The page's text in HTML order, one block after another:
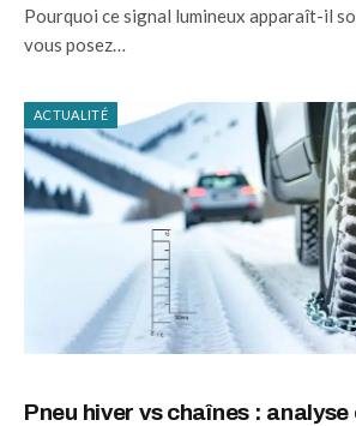
Pourquoi ce signal lumineux apparaît-il
vous posez…
ACTUALITÉ
Pneu hiver vs chaînes :